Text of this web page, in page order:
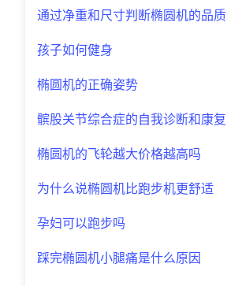
通过净重和尺寸判断椭圆机的品质
孩子如何健身
椭圆机的正确姿势
髌股关节综合症的自我诊断和康复
椭圆机的飞轮越大价格越高吗
为什么说椭圆机比跑步机更舒适
孕妇可以跑步吗
踩完椭圆机小腿痛是什么原因